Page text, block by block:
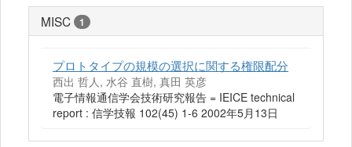
MISC 1
プロトタイプの規模の選択に関する権限配分
西出 哲人, 水谷 直樹, 真田 英彦
電子情報通信学会技術研究報告 = IEICE technical
report : 信学技報 102(45) 1-6 2002年5月13日